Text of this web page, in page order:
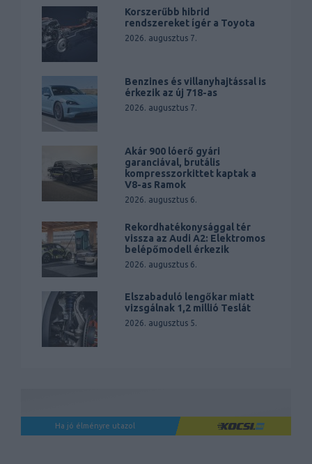
Korszerűbb hibrid
rendszereket ígér a Toyota
2026. augusztus 7.
Benzines és villanyhajtással is
érkezik az új 718-as
2026. augusztus 7.
Akár 900 lóerő gyári
garanciával, brutális
kompresszorkittet kaptak a
V8-as Ramok
2026. augusztus 6.
Rekordhatékonysággal tér
vissza az Audi A2: Elektromos
belépőmodell érkezik
2026. augusztus 6.
Elszabaduló lengőkar miatt
vizsgálnak 1,2 millió Teslát
2026. augusztus 5.
Ha jó élményre utazol